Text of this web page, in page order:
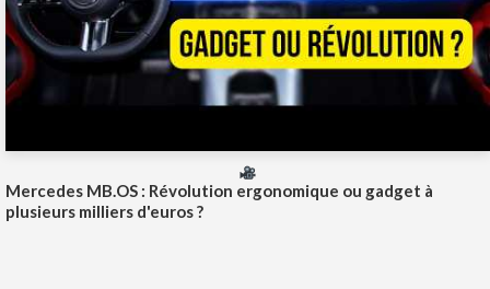
Mercedes MB.OS : Révolution ergonomique ou gadget à
plusieurs milliers d'euros ?